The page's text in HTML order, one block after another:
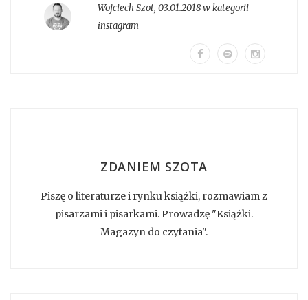
Wojciech Szot, 03.01.2018 w kategorii
instagram
ZDANIEM SZOTA
Piszę o literaturze i rynku książki, rozmawiam z
pisarzami i pisarkami. Prowadzę "Książki.
Magazyn do czytania".